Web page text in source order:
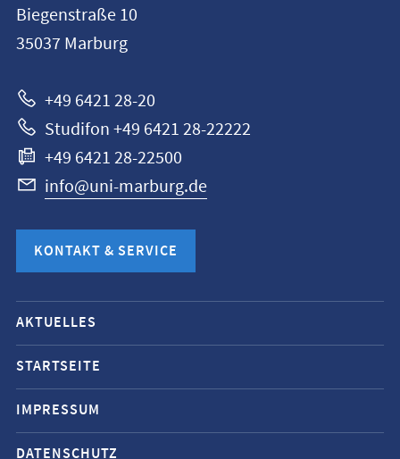
Universität
Marburg
Biegenstraße 10
35037 Marburg
+49 6421 28-20
Studifon +49 6421 28-22222
+49 6421 28-22500
info@uni-marburg.de
KONTAKT & SERVICE
Mobile-
Service-
Navigation
und
Social
Media
AKTUELLES
STARTSEITE
IMPRESSUM
DATENSCHUTZ